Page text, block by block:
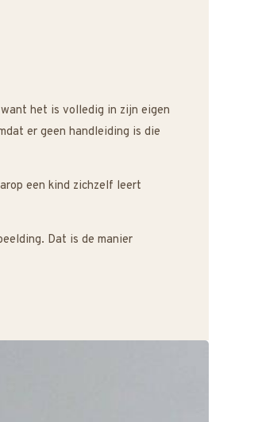
het is volledig in zijn eigen
er geen handleiding is die
een kind zichzelf leert
Dat is de manier